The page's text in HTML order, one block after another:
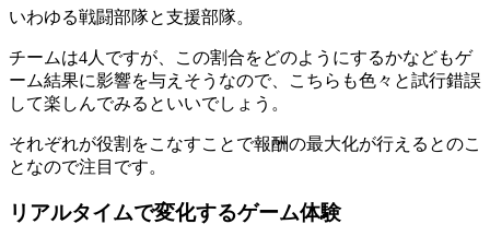
いわゆる戦闘部隊と支援部隊。
チームは4人ですが、この割合をどのようにするかなどもゲ
ーム結果に影響を与えそう なので、こちらも色々と試行錯誤
して楽しんでみるといいでしょう。
それぞれが役割をこなすことで報酬の最大化が行えるとのこ
となので注目です。
リアルタイムで変化するゲーム体験